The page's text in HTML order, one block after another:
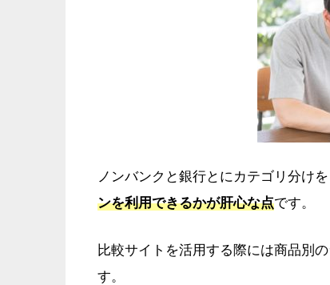
ノンバンクと銀行とにカテゴリ分け
ンを利用できるかが肝心な点です。
比較サイトを活用する際には商品別
す。